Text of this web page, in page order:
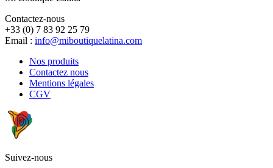
Contactez-nous
+33 (0) 7 83 92 25 79
Email : info@miboutiquelatina.com
Nos produits
Contactez nous
Mentions légales
CGV
Suivez-nous